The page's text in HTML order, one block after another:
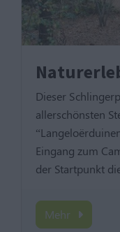
Dieser
allerschönsten
Eingang zum
der Startpunkt
Mehr